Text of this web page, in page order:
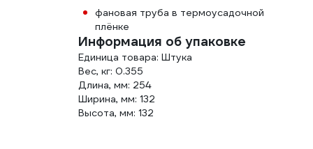
фановая труба в термоусадочной
плёнке
Информация об упаковке
Единица товара: Штука
Вес, кг: 0.355
Длина, мм: 254
Ширина, мм: 132
Высота, мм: 132